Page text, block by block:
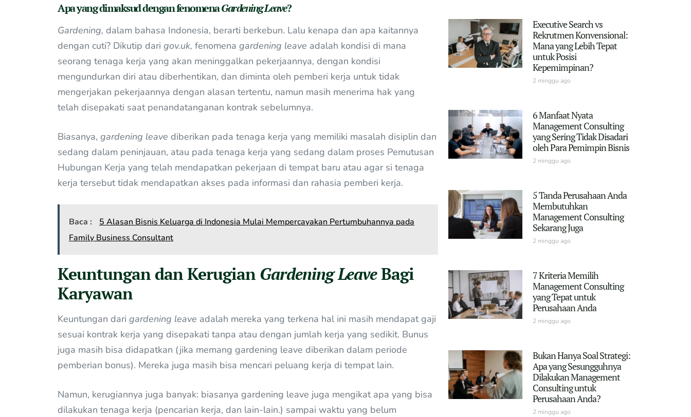
Apa yang dimaksud dengan fenomenaGardening Leave?
Gardening, dalam bahasa Indonesia, berarti berkebun. Lalu kenapa dan apa kaitannya
dengan cuti? Dikutip dari gov.uk, fenomena gardening leave adalah kondisi di mana
seorang tenaga kerja yang akan meninggalkan pekerjaannya, dengan kondisi
mengundurkan diri atau diberhentikan, dan diminta oleh pemberi kerja untuk tidak
mengerjakan pekerjaannya dengan alasan tertentu, namun masih menerima hak yang
telah disepakati saat penandatanganan kontrak sebelumnya.
Biasanya, gardening leave diberikan pada tenaga kerja yang memiliki masalah disiplin dan
sedang dalam peninjauan, atau pada tenaga kerja yang sedang dalam proses Pemutusan
Hubungan Kerja yang telah mendapatkan pekerjaan di tempat baru atau agar si tenaga
kerja tersebut tidak mendapatkan akses pada informasi dan rahasia pemberi kerja.
Baca :
5 Alasan Bisnis Keluarga di Indonesia Mulai Mempercayakan Pertumbuhannya pada
Family Business Consultant
Keuntungan dan Kerugian Gardening LeaveBagi
Karyawan
Keuntungan dari gardening leave adalah mereka yang terkena hal ini masih mendapat gaji
sesuai kontrak kerja yang disepakati tanpa atau dengan jumlah kerja yang sedikit. Bunus
juga masih bisa didapatkan (jika memang gardening leave diberikan dalam periode
pemberian bonus). Mereka juga masih bisa mencari peluang kerja di tempat lain.
Namun, kerugiannya juga banyak: biasanya gardening leave juga mengikat apa yang bisa
dilakukan tenaga kerja (pencarian kerja, dan lain-lain.) sampai waktu yang belum
Executive Search vs
Rekrutmen Konvensional:
Mana yang Lebih Tepat
untuk Posisi
Kepemimpinan?
2 minggu ago
6 Manfaat Nyata
Management Consulting
yang Sering Tidak Disadari
oleh Para Pemimpin Bisnis
2 minggu ago
5 Tanda Perusahaan Anda
Membutuhkan
Management Consulting
Sekarang Juga
2 minggu ago
7 Kriteria Memilih
Management Consulting
yang Tepat untuk
Perusahaan Anda
2 minggu ago
Bukan Hanya Soal Strategi:
Apa yang Sesungguhnya
Dilakukan Management
Consulting untuk
Perusahaan Anda?
2 minggu ago